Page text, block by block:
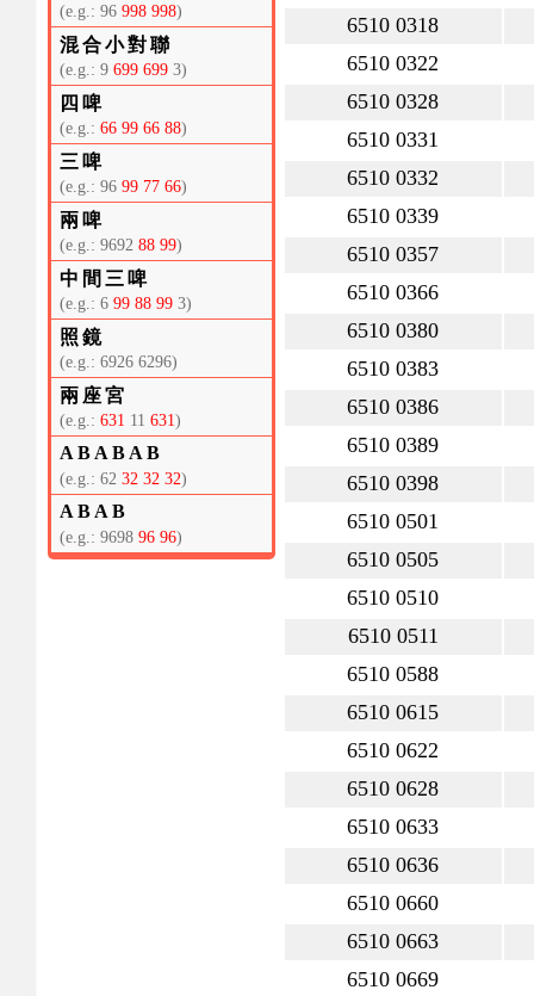
(e.g.: 96 998 998)
混合小對聯
(e.g.: 9 699 699 3)
四啤
(e.g.: 66 99 66 88)
三啤
(e.g.: 96 99 77 66)
兩啤
(e.g.: 9692 88 99)
中間三啤
(e.g.: 6 99 88 99 3)
照鏡
(e.g.: 6926 6296)
兩座宮
(e.g.: 631 11 631)
ABABAB
(e.g.: 62 32 32 32)
ABAB
(e.g.: 9698 96 96)
6510 0318
6510 0322
6510 0328
6510 0331
6510 0332
6510 0339
6510 0357
6510 0366
6510 0380
6510 0383
6510 0386
6510 0389
6510 0398
6510 0501
6510 0505
6510 0510
6510 0511
6510 0588
6510 0615
6510 0622
6510 0628
6510 0633
6510 0636
6510 0660
6510 0663
6510 0669